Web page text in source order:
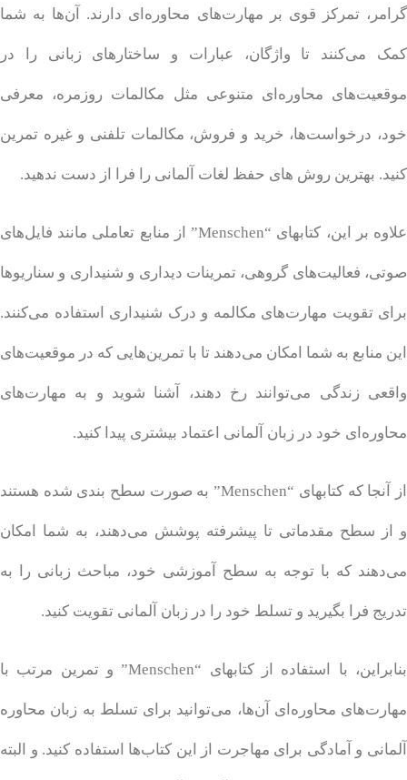
گرامر، تمرکز قوی بر مهارت‌های محاوره‌ای دارند. آن‌ها به شما
کمک می‌کنند تا واژگان، عبارات و ساختارهای زبانی را در
موقعیت‌های محاوره‌ای متنوعی مثل مکالمات روزمره، معرفی
خود، درخواست‌ها، خرید و فروش، مکالمات تلفنی و غیره تمرین
کنید. بهترین روش های حفظ لغات آلمانی را فرا از دست ندهید.
علاوه بر این، کتابهای “Menschen” از منابع تعاملی مانند فایل‌های
صوتی، فعالیت‌های گروهی، تمرینات دیداری و شنیداری و سناریوها
برای تقویت مهارت‌های مکالمه و درک شنیداری استفاده می‌کنند.
این منابع به شما امکان می‌دهند تا با تمرین‌هایی که در موقعیت‌های
واقعی زندگی می‌توانند رخ دهند، آشنا شوید و به مهارت‌های
محاوره‌ای خود در زبان آلمانی اعتماد بیشتری پیدا کنید.
از آنجا که کتابهای “Menschen” به صورت سطح بندی شده هستند
و از سطح مقدماتی تا پیشرفته پوشش می‌دهند، به شما امکان
می‌دهند که با توجه به سطح آموزشی خود، مباحث زبانی را به
تدریج فرا بگیرید و تسلط خود را در زبان آلمانی تقویت کنید.
بنابراین، با استفاده از کتابهای “Menschen” و تمرین مرتب با
مهارت‌های محاوره‌ای آن‌ها، می‌توانید برای تسلط به زبان محاوره
آلمانی و آمادگی برای مهاجرت از این کتاب‌ها استفاده کنید. و البته